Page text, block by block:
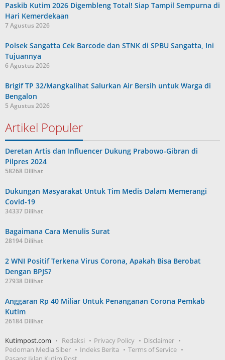
Paskib Kutim 2026 Digembleng Total! Siap Tampil Sempurna di
Hari Kemerdekaan
7 Agustus 2026
Polsek Sangatta Cek Barcode dan STNK di SPBU Sangatta, Ini
Tujuannya
6 Agustus 2026
Brigif TP 32/Mangkalihat Salurkan Air Bersih untuk Warga di
Bengalon
5 Agustus 2026
Artikel Populer
Deretan Artis dan Influencer Dukung Prabowo-Gibran di
Pilpres 2024
58268 Dilihat
Dukungan Masyarakat Untuk Tim Medis Dalam Memerangi
Covid-19
34337 Dilihat
Bagaimana Cara Menulis Surat
28194 Dilihat
2 WNI Positif Terkena Virus Corona, Apakah Bisa Berobat
Dengan BPJS?
27938 Dilihat
Anggaran Rp 40 Miliar Untuk Penanganan Corona Pemkab
Kutim
26184 Dilihat
Kutimpost.com Redaksi Privacy Policy
Disclaimer
Pedoman Media Siber
Indeks Berita
Terms of Service